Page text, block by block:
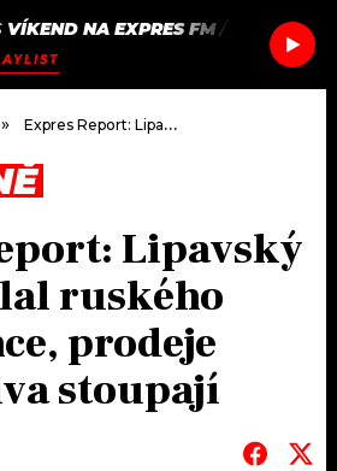
JAK
SEZNAM.CZ
VÍKEND NA EXPRES FM/ DOJA CAT
Expres Report: Lipavský si předvolal ruského velvyslance, prodeje nealko piva stoupají
Lipavský
ruského
prodeje
stoupají